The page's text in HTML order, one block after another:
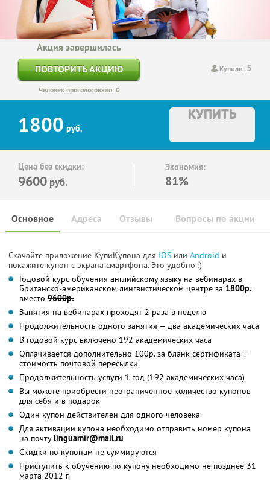
Купили: 5
Акция завершилась
ПОВТОРИТЬ АКЦИЮ
Человек проголосовало: 0
1800 руб.
КУПИТЬ
Цена без скидки:
9600 руб.
Экономия:
81%
Основное Отзывы Вопросы по акции
Адреса
Скачайте приложение КупиКупона для IOS или Android и
покажите купон с экрана смартфона. Это удобно :)
Годовой курс обучения английскому языку на вебинарах в
Британско-американском лингвистическом центре за 1800р.
вместо 9600р.
Занятия на вебинарах проходят 2 раза в неделю
Продолжительность одного занятия — два академических часа
В годовой курс включено 192 академических часа
Оплачивается дополнительно 100р. за бланк сертификата +
стоимость почтовой пересылки.
Продолжительность услуги 1 год (192 академических часа)
Вы можете приобрести неограниченное количество купонов
для себя и в подарок
Один купон действителен для одного человека
Для активации купона необходимо отправить номер купона
на почтуlinguamir@mail.ru
Скидки по купонам не суммируются
Приступить к обучению по купону необходимо не позднее 31
марта 2012 г.